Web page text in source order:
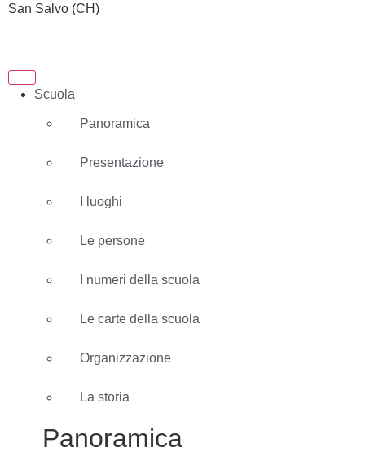
San Salvo (CH)
Scuola
Panoramica
Presentazione
I luoghi
Le persone
I numeri della scuola
Le carte della scuola
Organizzazione
La storia
Panoramica